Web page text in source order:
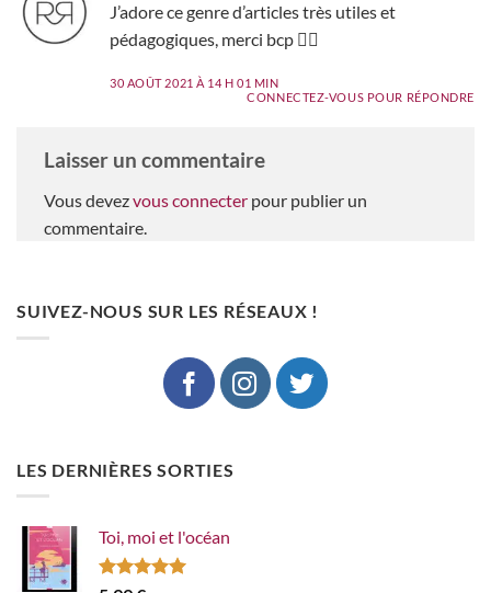
J’adore ce genre d’articles très utiles et
pédagogiques, merci bcp 👍🏼
30 AOÛT 2021 À 14 H 01 MIN
CONNECTEZ-VOUS POUR RÉPONDRE
Laisser un commentaire
Vous devezvous connecter pour publier un
commentaire.
SUIVEZ-NOUS SUR LES RÉSEAUX !
LES DERNIÈRES SORTIES
Toi, moi et l'océan